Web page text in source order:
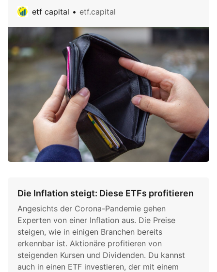
etf capital
etf.capital
Die Inflation steigt: Diese ETFs profitieren
Angesichts der Corona-Pandemie gehen
Experten von einer Inflation aus. Die Preise
steigen, wie in einigen Branchen bereits
erkennbar ist. Aktionäre profitieren von
steigenden Kursen und Dividenden. Du kannst
auch in einen ETF investieren, der mit einem